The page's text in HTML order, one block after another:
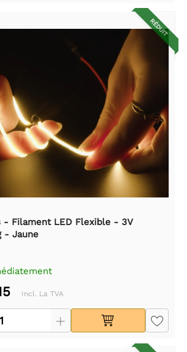
RÉDUIT
- Filament LED Flexible - 3V
- Jaune
Incl. La TVA